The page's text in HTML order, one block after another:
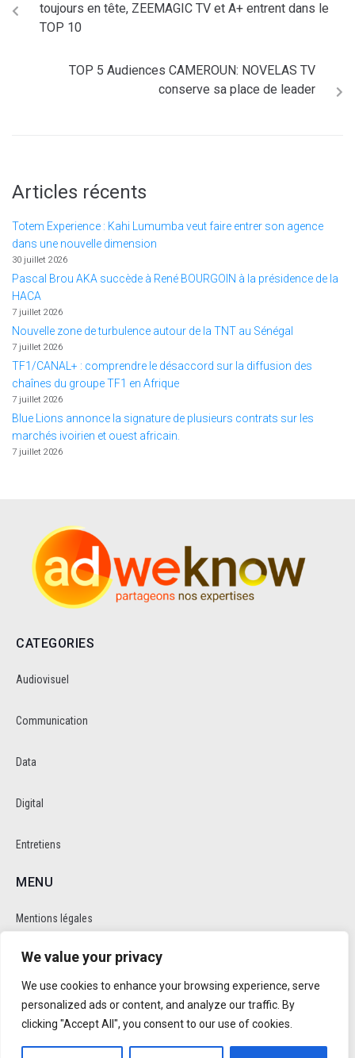
We value your privacy
We use cookies to enhance your browsing experience, serve
personalized ads or content, and analyze our traffic. By
clicking "Accept All", you consent to our use of cookies.
toujours en tête, ZEEMAGIC TV et A+ entrent dans le
TOP 10
TOP 5 Audiences CAMEROUN: NOVELAS TV
conserve sa place de leader
Articles récents
Totem Experience : Kahi Lumumba veut faire entrer son agence
dans une nouvelle dimension
30 juillet 2026
Pascal Brou AKA succède à René BOURGOIN à la présidence de la
HACA
7 juillet 2026
Nouvelle zone de turbulence autour de la TNT au Sénégal
7 juillet 2026
TF1/CANAL+ : comprendre le désaccord sur la diffusion des
chaînes du groupe TF1 en Afrique
7 juillet 2026
Blue Lions annonce la signature de plusieurs contrats sur les
marchés ivoirien et ouest africain.
7 juillet 2026
CATEGORIES
Audiovisuel
Communication
Data
Digital
Entretiens
MENU
Mentions légales
Politique de cookie et de confidentalité
RÉSEAUX SOCIAUX